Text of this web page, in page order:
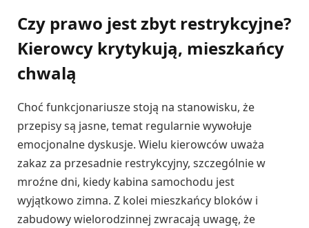
Czy prawo jest zbyt restrykcyjne?
Kierowcy krytykują, mieszkańcy
chwalą
Choć funkcjonariusze stoją na stanowisku, że
przepisy są jasne, temat regularnie wywołuje
emocjonalne dyskusje. Wielu kierowców uważa
zakaz za przesadnie restrykcyjny, szczególnie w
mroźne dni, kiedy kabina samochodu jest
wyjątkowo zimna. Z kolei mieszkańcy bloków i
zabudowy wielorodzinnej zwracają uwagę, że